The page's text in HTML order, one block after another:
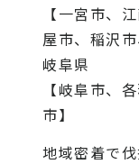
【一宮市、
屋市、稲沢市
岐阜県
【岐阜市、
市】
地域密着で